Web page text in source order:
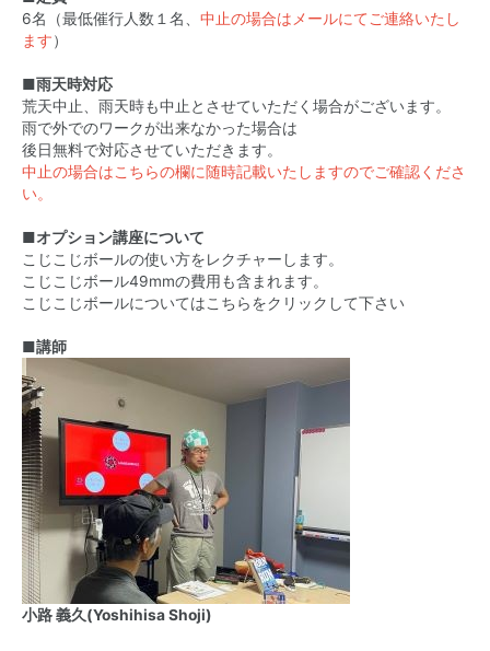
6名（最低催行人数１名、 中止の場合はメールにてご連絡いたし
ます）
■雨天時対応
荒天中止、雨天時も中止とさせていただく場合がございます。
雨で外でのワークが出来なかった場合は
後日無料で対応させていただきます。
中止の場合はこちらの欄に随時記載いたしますのでご確認くださ
い。
■オプション講座について
こじこじボールの使い方をレクチャーします。
こじこじボール49mmの費用も含まれます。
こじこじボールについてはこちらをクリックして下さい
■講師
小路 義久(Yoshihisa Shoji)